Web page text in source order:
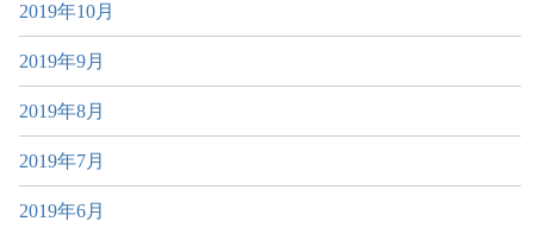
2019年10月
2019年9月
2019年8月
2019年7月
2019年6月